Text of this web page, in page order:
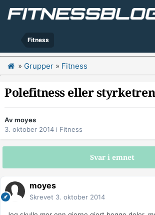
Fitness
» Grupper » Fitness
Polefitness eller
Avmoyes
3. oktober 2014 i Fitness
Svar i emnet
moyes
Skrevet 3. oktober 2014